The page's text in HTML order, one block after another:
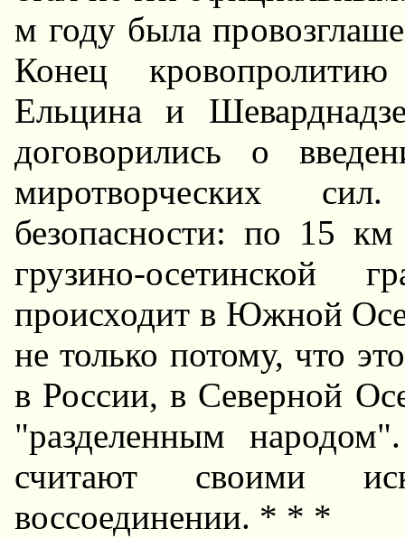
м году была
Конец
Ельцина и
договорились о
миротворческих
безопасности: по 15
грузино-
происходит в Южной
не только потому, что
в России, в Северной
"разделенным
считают своими
воссоединении. * * *